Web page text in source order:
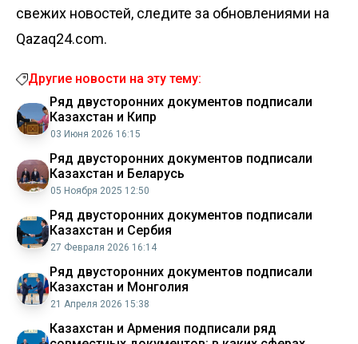
свежих новостей, следите за обновлениями на
Qazaq24.com.
Другие новости на эту тему:
Ряд двусторонних документов подписали
Казахстан и Кипр
03 Июня 2026 16:15
Ряд двусторонних документов подписали
Казахстан и Беларусь
05 Ноября 2025 12:50
Ряд двусторонних документов подписали
Казахстан и Сербия
27 Февраля 2026 16:14
Ряд двусторонних документов подписали
Казахстан и Монголия
21 Апреля 2026 15:38
Казахстан и Армения подписали ряд